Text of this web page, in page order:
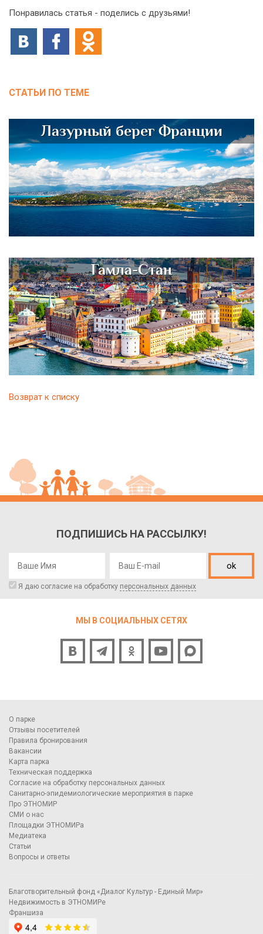
Понравилась статья - поделись с друзьями!
СТАТЬИ ПО ТЕМЕ
Лазурный берег Франции
Гамла-Стан
Возврат к списку
ПОДПИШИСЬ НА РАССЫЛКУ!
ok
Я даю согласие на обработку персональных данных
МЫ В СОЦИАЛЬНЫХ СЕТЯХ
О парке
Отзывы посетителей
Правила бронирования
Вакансии
Карта парка
Техническая поддержка
Согласие на обработку персональных данных
Санитарно-эпидемиологические мероприятия в парке
Про ЭТНОМИР
СМИ о нас
Площадки ЭТНОМИРа
Медиатека
Статьи
Вопросы и ответы
Благотворительный фонд «Диалог Культур - Единый Мир»
Недвижимость в ЭТНОМИРе
Франшиза